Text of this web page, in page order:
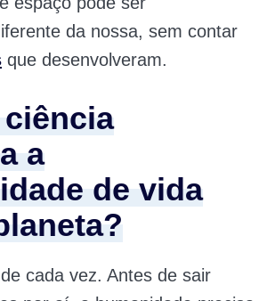
da nossa, sem contar
que desenvolveram.
a
de vida
cada vez. Antes de sair